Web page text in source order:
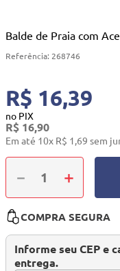
Balde de Praia com
Referência: 268746
R$ 16,39
no PIX
R$ 16,90
Em até 10x R$ 1,69 sem
＋
－
COMPRA SEGURA
Informe seu CEP e
entrega.